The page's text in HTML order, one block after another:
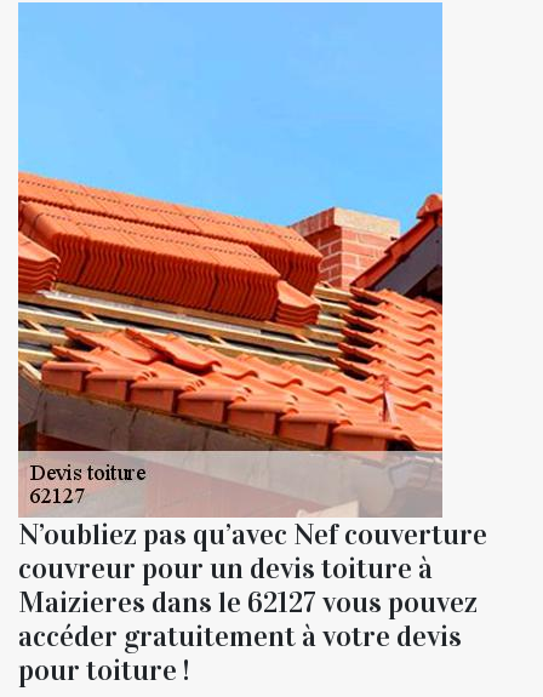
N’oubliez pas qu’avec Nef couverture
couvreur pour un devis toiture à
Maizieres dans le 62127 vous pouvez
accéder gratuitement à votre devis
pour toiture !